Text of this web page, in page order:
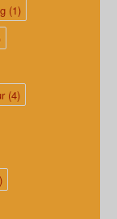
(1)
(4)